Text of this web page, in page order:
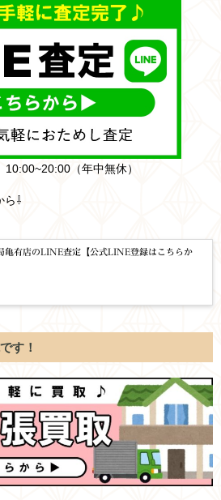
（年中無休）
ら⇩
亀有店のLINE査定【公式LINE登録はこちらか
す！